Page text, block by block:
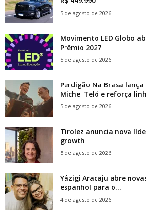
5 de agosto de 2026
Movimento LED Globo
Prêmio 2027
5 de agosto de 2026
Perdigão Na Brasa
Michel Teló e reforça
5 de agosto de 2026
Tirolez anuncia nova
growth
5 de agosto de 2026
Yázigi Aracaju abre
espanhol para o...
4 de agosto de 2026